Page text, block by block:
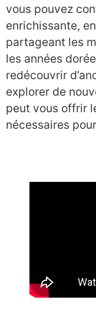
vous pouvez
enrichissante,
partageant les
les années
redécouvrir
explorer de
peut vous offrir
nécessaires